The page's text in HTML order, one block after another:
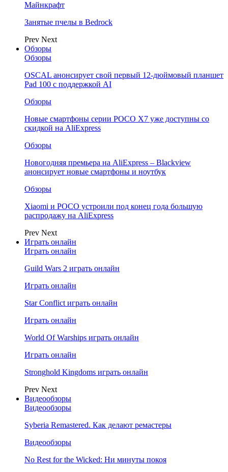
Майнкрафт
Занятые пчелы в Bedrock
Prev Next
Обзоры
Обзоры
OSCAL анонсирует свой первый 12-дюймовый планшет
Pad 100 с поддержкой AI
Обзоры
Новые смартфоны серии POCO X7 уже доступны со
скидкой на AliExpress
Обзоры
Новогодняя премьера на AliExpress – Blackview
анонсирует новые смартфоны и ноутбук
Обзоры
Xiaomi и POCO устроили под конец года большую
распродажу на AliExpress
Prev Next
Играть онлайн
Играть онлайн
Guild Wars 2 играть онлайн
Играть онлайн
Star Conflict играть онлайн
Играть онлайн
World Of Warships играть онлайн
Играть онлайн
Stronghold Kingdoms играть онлайн
Prev Next
Видеообзоры
Видеообзоры
Syberia Remastered. Как делают ремастеры
Видеообзоры
No Rest for the Wicked: Ни минуты покоя